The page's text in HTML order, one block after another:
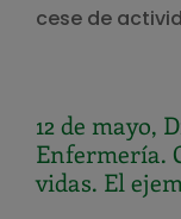
cese de
12 de mayo,
Enfermería.
vidas. El